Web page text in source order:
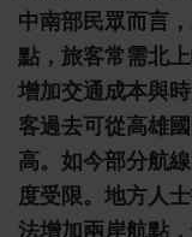
中南部民眾而言
點，旅客常需北
增加交通成本與
客過去可從高雄
高。如今部分航
度受限。地方人
法增加兩岸航點